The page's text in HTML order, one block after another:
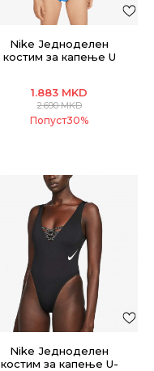
Nike Једноделен
костим за капење U
1.883 MKD
2.690MKD
Попуст30%
Nike Једноделен
костим за капење U-